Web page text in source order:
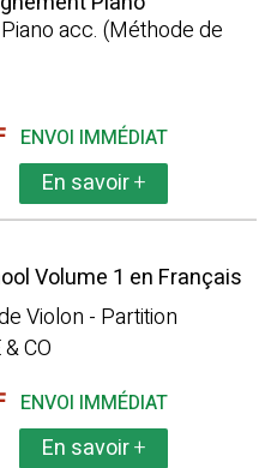
acc. (Méthode de
ENVOI IMMÉDIAT
En savoir+
Volume 1 en Français
Violon - Partition
CO
ENVOI IMMÉDIAT
En savoir+